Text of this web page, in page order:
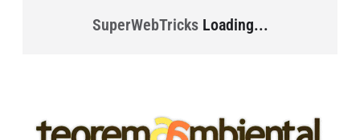
SuperWebTricksLoading...